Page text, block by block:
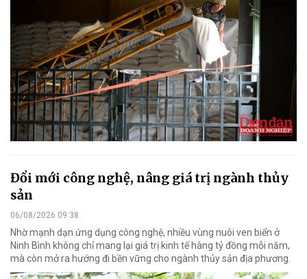
Đổi mới công nghệ, nâng giá trị ngành thủy
sản
06/08/2026 09:38
Nhờ mạnh dạn ứng dụng công nghệ, nhiều vùng nuôi ven biển ở
Ninh Bình không chỉ mang lại giá trị kinh tế hàng tỷ đồng mỗi năm,
mà còn mở ra hướng đi bền vững cho ngành thủy sản địa phương.